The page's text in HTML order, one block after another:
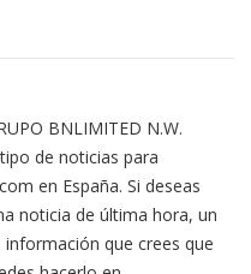
BNLIMITED N.W.
de noticias para
en España. Si deseas
noticia de última hora, un
información que crees que